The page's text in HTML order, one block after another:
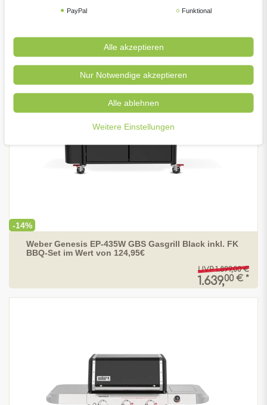
-14%
Weber Genesis EP-435W GBS Gasgrill Black inkl. FK
BBQ-Set im Wert von 124,95€
UVP 1.899,00 €
1.639,00 € *
PayPal Funktional
Alle akzeptieren
Nur Notwendige akzeptieren
Alle ablehnen
Weitere Einstellungen